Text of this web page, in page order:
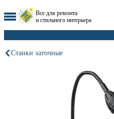
Все для ремонта
и стильного интерьера
Станки заточные